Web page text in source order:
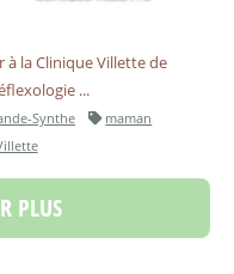
la Clinique Villette de
...
Synthe
maman
PLUS